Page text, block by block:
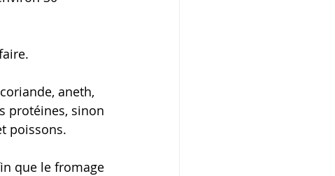
aneth,
protéines, sinon
poissons.
que le fromage